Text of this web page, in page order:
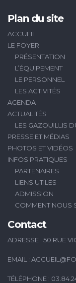
Plan du site
ACCUEIL
LE FOYER
PRÉSENTATION
L’ÉQUIPEMENT
LE PERSONNEL
LES ACTIVITÉS
AGENDA
ACTUALITÉS
LES GAZOUILLIS
PRESSE ET MÉDIAS
PHOTOS ET VIDÉOS
INFOS PRATIQUES
PARTENAIRES
LIENS UTILES
ADMISSION
COMMENT NOUS
Contact
ADRESSE : 50 RUE
EMAIL :
TÉLÉPHONE :